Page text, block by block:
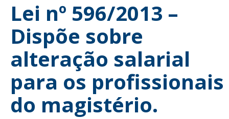
Lei nº 596/2013 –
Dispõe sobre
alteração salarial
para os profissionais
do magistério.